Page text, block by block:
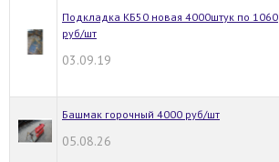
Подкладка КБ50 новая 4000штук по 1060
руб/шт
03.09.19
Башмак горочный 4000 руб/шт
05.08.26